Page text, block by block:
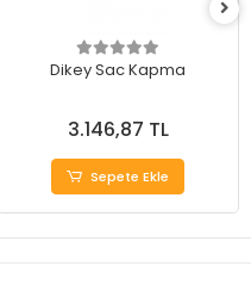
Dikey Sac Kapma
3.146,87 TL
Sepete Ekle